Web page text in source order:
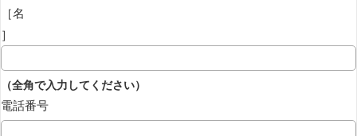
［名
］
（全角で入力してください）
電話番号